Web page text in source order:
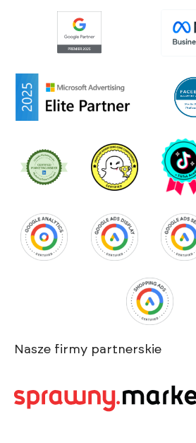
Nasze firmy partnerskie